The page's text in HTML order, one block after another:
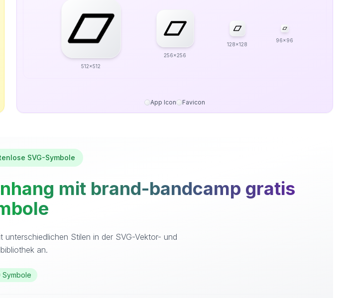
512x512
256x256
128x128
96x96
App Icon Favicon
SVG-Symbole
mit brand-bandcamp gratis
Stilen in der SVG-Vektor- und
an.
Symbole